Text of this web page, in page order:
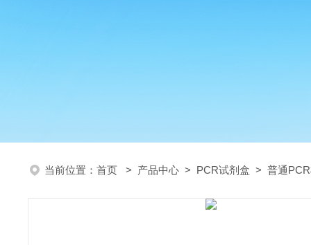
当前位置： 首页 > 产品中心 > PCR试剂盒 > 普通